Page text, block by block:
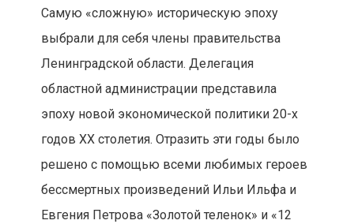
Самую «сложную» историческую эпоху
выбрали для себя члены правительства
Ленинградской области. Делегация
областной администрации представила
эпоху новой экономической политики 20-х
годов XX столетия. Отразить эти годы было
решено с помощью всеми любимых героев
бессмертных произведений Ильи Ильфа и
Евгения Петрова «Золотой теленок» и «12